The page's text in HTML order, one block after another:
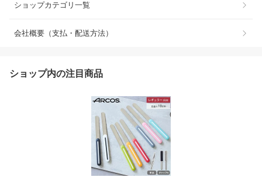
ショップカテゴリ一覧
会社概要（支払・配送方法）
ショップ内の注目商品